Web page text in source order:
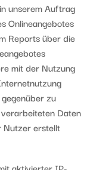
unserem Auftrag
Onlineangebotes
Reports über die
mit der Nutzung
zu
Daten
Nutzer erstellt